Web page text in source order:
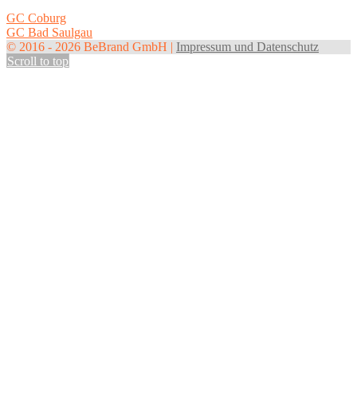
GC Coburg
GC Bad Saulgau
© 2016 - 2026 BeBrand GmbH | Impressum und Datenschutz
Scroll to top